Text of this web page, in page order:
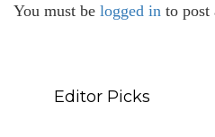
You must be logged in to post
Editor Picks